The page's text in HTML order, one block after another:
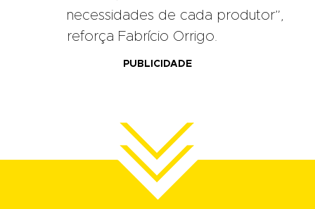
necessidades de cada produtor”,
reforça Fabrício Orrigo.
PUBLICIDADE